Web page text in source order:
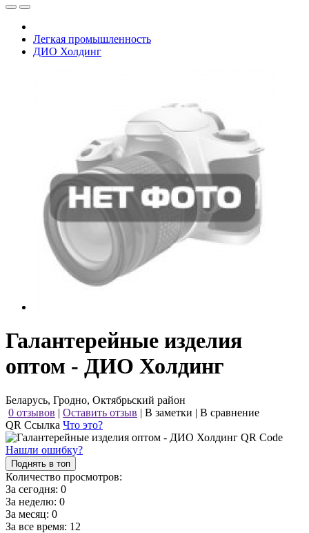
Легкая промышленность
ДИО Холдинг
Галантерейные изделия
оптом - ДИО Холдинг
Беларусь, Гродно, Октябрьский район
0 отзывов | Оставить отзыв | В заметки | В сравнение
QR Ссылка Что это?
Нашли ошибку?
Поднять в топ
Количество просмотров:
За сегодня: 0
За неделю: 0
За месяц: 0
За все время: 12